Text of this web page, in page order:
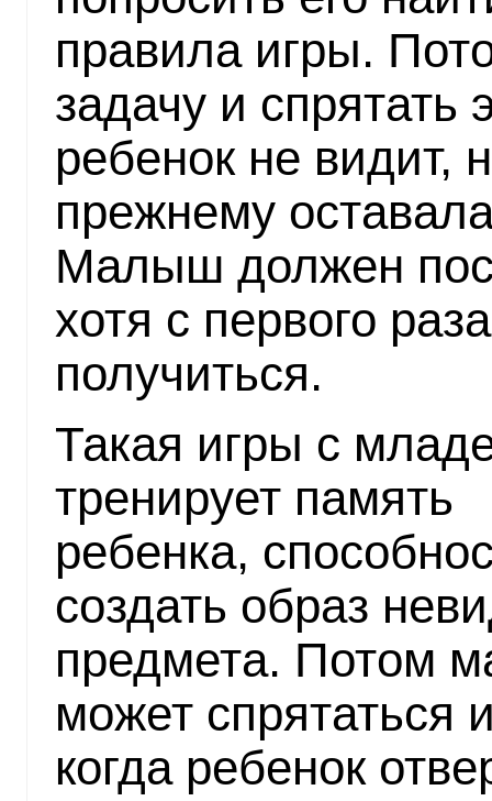
правила игры.
задачу и спрятать
ребенок не видит,
прежнему
Малыш должен
хотя с первого
получиться.
Такая игры с
тренирует память
ребенка,
создать образ
предмета. Потом
может спрятаться
когда ребенок